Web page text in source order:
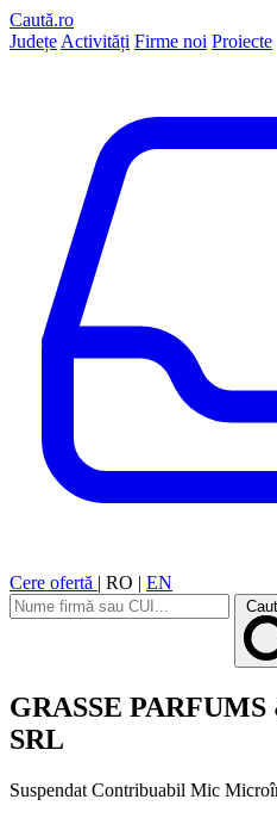
Caută.ro
Județe Activități Firme noi Proiecte
Cere ofertă | RO | EN
GRASSE
SRL
Suspendat Contribuabil Mic